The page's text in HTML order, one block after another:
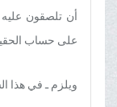
أن تلصقون
علی حساب
ویلزم ـ في هذا